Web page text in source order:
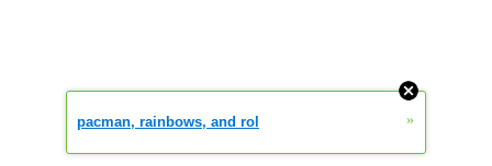
pacman, rainbows, and rol »